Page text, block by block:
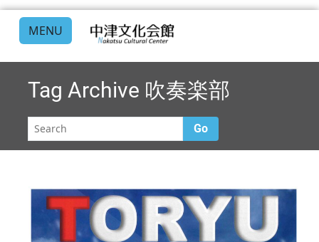
MENU
Tag Archive 吹奏楽部
Go